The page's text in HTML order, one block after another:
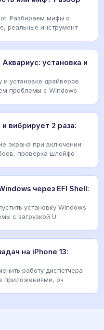
Разбираем мифы о
реальные инструмент
установка и
и установке драйверов
проблемы с Windows
вибрирует 2 раза:
экрана при включении
проверка шлейфо
через EFI Shell:
установку Windows
с загрузкой U
на iPhone 13:
работу диспетчера
приложениями, оч